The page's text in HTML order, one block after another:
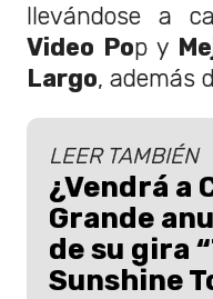
llevándose a
Video Pop y
Largo, además
LEER TAMBIÉN
¿Vendrá a
Grande
de su gira
Sunshine